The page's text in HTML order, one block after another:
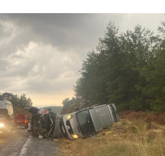
WhatsApp
İhbar Hattı